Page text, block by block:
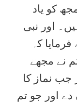
کو یاد
اور نبی
کہ
نے مجھے
جب نماز کا
دے اور جو تم